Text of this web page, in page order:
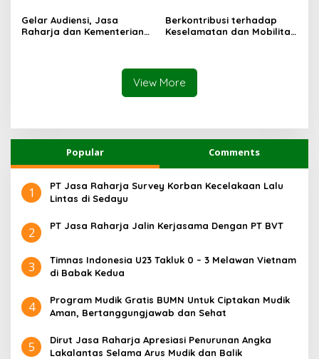
Sentosa II
Gelar Audiensi, Jasa
Raharja dan Kementerian
Berkontribusi terhadap
Keselamatan dan Mobilitas
Awards 2026
View More
Popular Comments
1
PT Jasa Raharja Survey Korban Kecelakaan Lalu
Lintas di Sedayu
2 PT Jasa Raharja Jalin Kerjasama Dengan PT BVT
3
Timnas Indonesia U23 Takluk 0 – 3 Melawan Vietnam
di Babak Kedua
4
Program Mudik Gratis BUMN Untuk Ciptakan Mudik
Aman, Bertanggungjawab dan Sehat
5
Dirut Jasa Raharja Apresiasi Penurunan Angka
Lakalantas Selama Arus Mudik dan Balik